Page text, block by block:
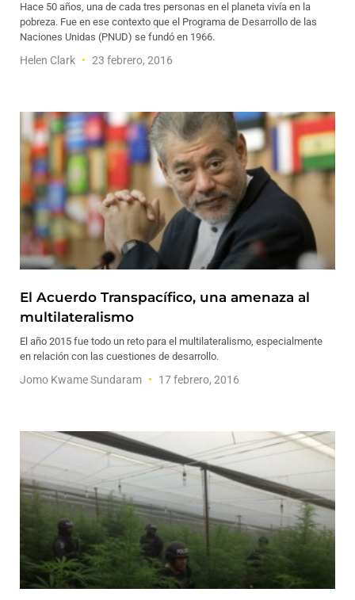
Hace 50 años, una de cada tres personas en el planeta vivía en la
pobreza. Fue en ese contexto que el Programa de Desarrollo de las
Naciones Unidas (PNUD) se fundó en 1966.
Helen Clark 23 febrero, 2016
El Acuerdo Transpacífico, una amenaza al
multilateralismo
El año 2015 fue todo un reto para el multilateralismo, especialmente
en relación con las cuestiones de desarrollo.
Jomo Kwame Sundaram 17 febrero, 2016